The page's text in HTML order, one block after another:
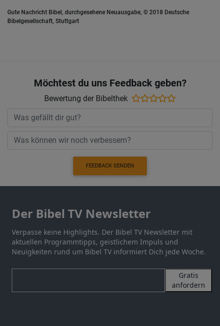
Gute Nachricht Bibel, durchgesehene Neuausgabe, © 2018 Deutsche
Bibelgesellschaft, Stuttgart
Möchtest du uns Feedback geben?
Bewertung der Bibelthek
FEEDBACK SENDEN
Der Bibel TV Newsletter
Verpasse keine Highlights. Der Bibel TV Newsletter mit
aktuellen Programmtipps, geistlichem Impuls und
Neuigkeiten rund um Bibel TV informiert Dich jede Woche.
Gratis
anfordern